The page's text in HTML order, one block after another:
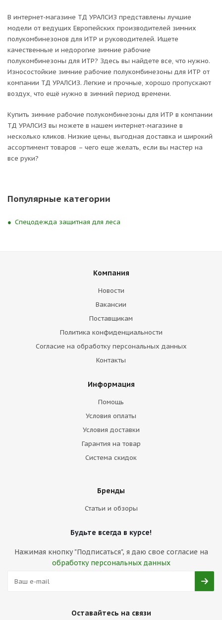
В интернет-магазине ТД УРАЛСИЗ представлены лучшие
модели от ведущих Европейских производителей зимних
полукомбинезонов для ИТР и руководителей. Ищете
качественные и недорогие зимние рабочие
полукомбинезоны для ИТР? Здесь вы найдете все, что нужно.
Износостойкие зимние рабочие полукомбинезоны для ИТР от
компании ТД УРАЛСИЗ. Легкие и прочные, хорошо пропускают
воздух, что ещё нужно в зимний период времени.
Купить зимние рабочие полукомбинезоны для ИТР в компании
ТД УРАЛСИЗ вы можете в нашем интернет-магазине в
несколько кликов. Низкие цены, выгодная доставка и широкий
ассортимент товаров – чего еще желать, если вы мастер на
все руки?
Популярные категории
Спецодежда защитная для леса
Компания
Новости
Вакансии
Поставщикам
Политика конфиденциальности
Согласие на обработку персональных данных
Контакты
Информация
Помощь
Условия оплаты
Условия доставки
Гарантия на товар
Система скидок
Бренды
Статьи и обзоры
Будьте всегда в курсе!
Нажимая кнопку "Подписаться", я даю свое согласие на
обработку персональных данных
Оставайтесь на связи